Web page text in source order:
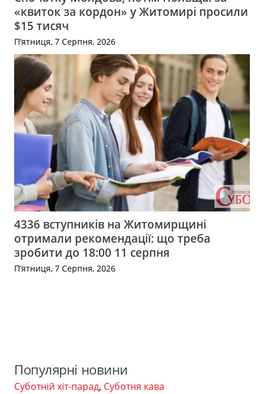
«квиток за кордон» у Житомирі просили
$15 тисяч
П’ятниця, 7 Серпня, 2026
4336 вступників на Житомирщині
отримали рекомендації: що треба
зробити до 18:00 11 серпня
П’ятниця, 7 Серпня, 2026
Популярні новини
Суботній хіт-парад, Суботня кава